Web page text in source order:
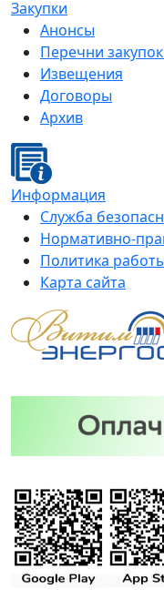
Закупки
Анонсы
Перечни
Извещения
Договоры
Архив
Информация
Служба
Нормативно-
Политика
Карта сайта